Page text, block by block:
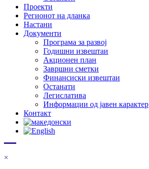
Проекти
Регионот на дланка
Настани
Документи
Програма за развој
Годишни извештаи
Акционен план
Завршни сметки
Финансиски извештаи
Останати
Легислатива
Информации од јавен карактер
Контакт
×